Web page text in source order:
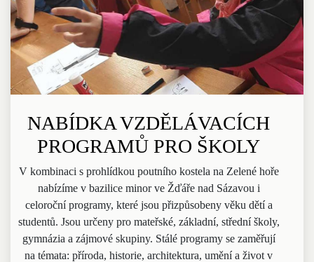
NABÍDKA VZDĚLÁVACÍCH
PROGRAMŮ PRO ŠKOLY
V kombinaci s prohlídkou poutního kostela na Zelené hoře
nabízíme v bazilice minor ve Žďáře nad Sázavou i
celoroční programy, které jsou přizpůsobeny věku dětí a
studentů. Jsou určeny pro mateřské, základní, střední školy,
gymnázia a zájmové skupiny. Stálé programy se zaměřují
na témata: příroda, historie, architektura, umění a život v